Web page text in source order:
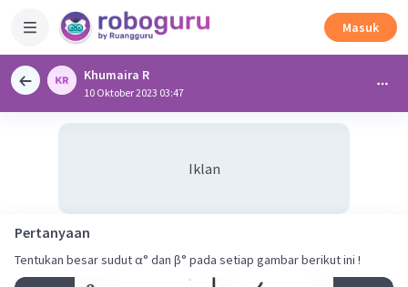
Masuk
Khumaira R
10 Oktober 2023 03:47
Iklan
Pertanyaan
Tentukan besar sudut α° dan β° pada setiap gambar berikut ini !